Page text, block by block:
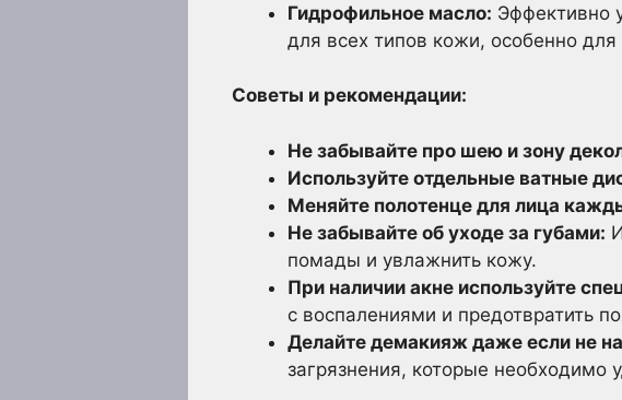
Гидрофильное масло: Эффективно
для всех типов кожи, особенно для
Советы и рекомендации:
Не забывайте про шею и зону
Используйте отдельные ватные
Меняйте полотенце для лица
Не забывайте об уходе за губами:
помады и увлажнить кожу.
При наличии акне используйте
с воспалениями и предотвратить
Делайте демакияж даже если не
загрязнения, которые необходимо